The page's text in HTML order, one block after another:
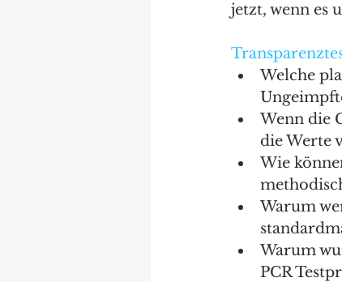
jetzt, wenn es
Welche
Wenn die
die Werte
Wie
Warum
Warum
PCR